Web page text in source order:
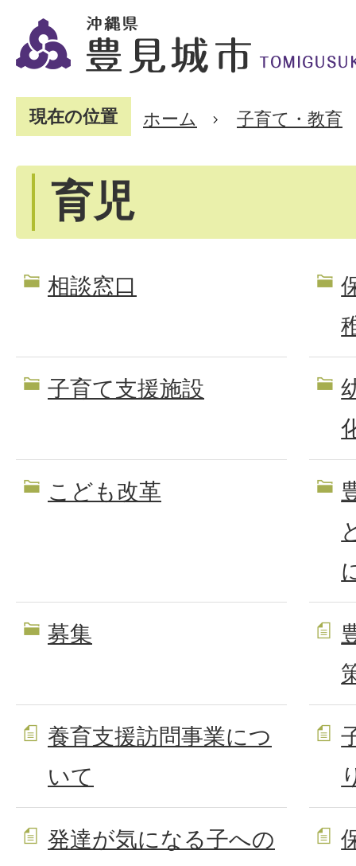
現在の位置 ホーム 子育て・教育
育児
相談窓口
子育て支援施設
こども改革
募集
養育支援訪問事業につ
いて
発達が気になる子への